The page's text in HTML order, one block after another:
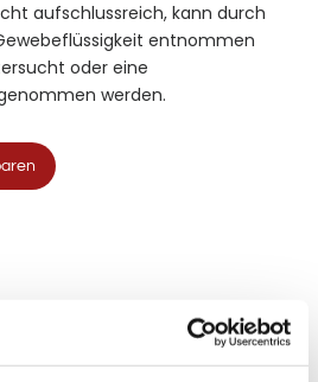
aufschlussreich, kann durch
entnommen
oder eine
werden.
Beschwerden am